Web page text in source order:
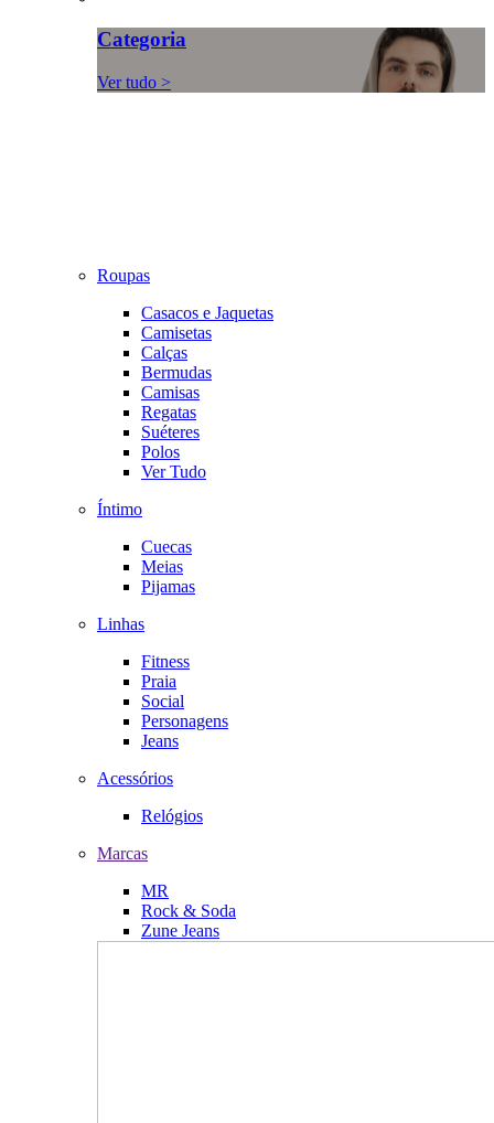
Categoria
Ver tudo >
Roupas
Casacos e Jaquetas
Camisetas
Calças
Bermudas
Camisas
Regatas
Suéteres
Polos
Ver Tudo
Íntimo
Cuecas
Meias
Pijamas
Linhas
Fitness
Praia
Social
Personagens
Jeans
Acessórios
Relógios
Marcas
MR
Rock & Soda
Zune Jeans